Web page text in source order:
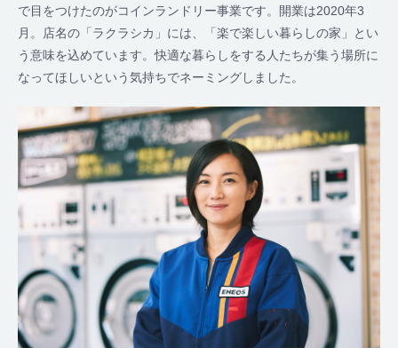
で目をつけたのがコインランドリー事業です。開業は2020年3
月。店名の「ラクラシカ」には、「楽で楽しい暮らしの家」とい
う意味を込めています。快適な暮らしをする人たちが集う場所に
なってほしいという気持ちでネーミングしました。